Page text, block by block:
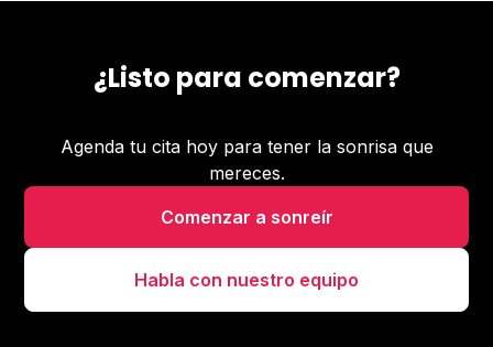
¿Listo para comenzar?
Agenda tu cita hoy para tener la sonrisa que
mereces.
Comenzar a sonreír
Habla con nuestro equipo